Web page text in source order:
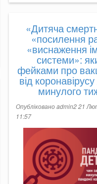
«Дитяча
«посилення
«виснаження
системи»:
фейками про
від
минулого
Опублікованоadmin221
11:57